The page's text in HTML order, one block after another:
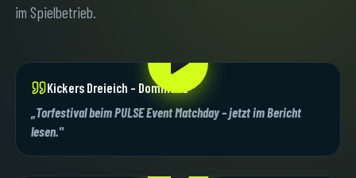
im Spielbetrieb.
Kickers Dreieich – Dominanz
„Torfestival beim PULSE Event Matchday – jetzt im Bericht
lesen."
YASSNA LIVE